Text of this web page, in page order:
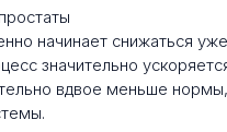
начинает снижаться
значительно
вдвое меньше